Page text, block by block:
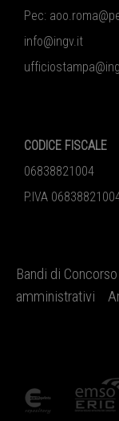
Pec:
info@ingv.it
CODICE FISCALE
06838821004
P.IVA
Bandi di Concorso
amministrativi